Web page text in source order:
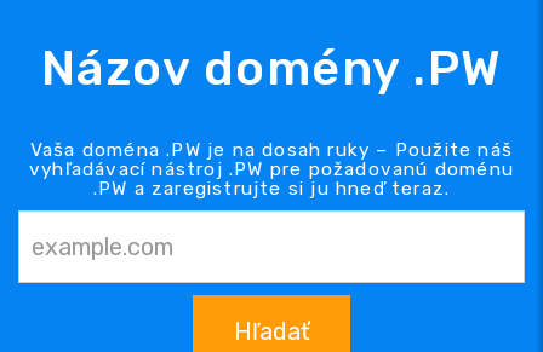
Názov domény .PW
Vaša doména .PW je na dosah ruky – Použite náš
vyhľadávací nástroj .PW pre požadovanú doménu
.PW a zaregistrujte si ju hneď teraz.
Hľadať